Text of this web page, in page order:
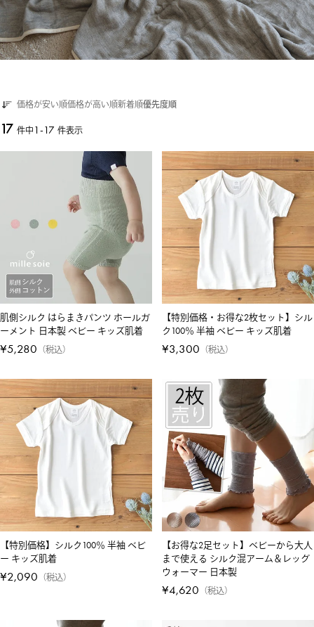
価格が安い順価格が高い順新着順優先度順
17 件中 1-17 件表示
肌側シルク はらまきパンツ ホールガ
ーメント 日本製 ベビー キッズ肌着
¥5,280 税込
【特別価格・お得な2枚セット】シル
ク100％ 半袖 ベビー キッズ肌着
¥3,300 税込
【特別価格】シルク100％ 半袖 ベビ
ー キッズ肌着
¥2,090 税込
【お得な2足セット】ベビーから大人
まで使える シルク混アーム＆レッグ
ウォーマー 日本製
¥4,620 税込